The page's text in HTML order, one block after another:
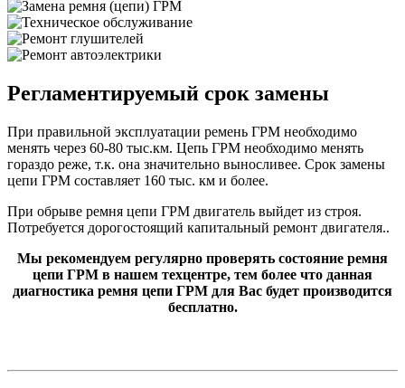
Регламентируемый срок замены
При правильной эксплуатации ремень ГРМ необходимо
менять через 60-80 тыс.км. Цепь ГРМ необходимо менять
гораздо реже, т.к. она значительно выносливее. Срок замены
цепи ГРМ составляет 160 тыс. км и более.
При обрыве ремня цепи ГРМ двигатель выйдет из строя.
Потребуется дорогостоящий капитальный ремонт двигателя..
Мы рекомендуем регулярно проверять состояние ремня
цепи ГРМ в нашем техцентре, тем более что данная
диагностика ремня цепи ГРМ для Вас будет производится
бесплатно.